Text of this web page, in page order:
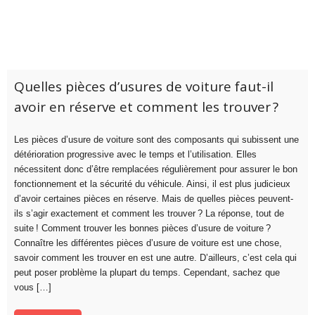
Quelles pièces d’usures de voiture faut-il
avoir en réserve et comment les trouver ?
Les pièces d’usure de voiture sont des composants qui subissent une
détérioration progressive avec le temps et l’utilisation. Elles
nécessitent donc d’être remplacées régulièrement pour assurer le bon
fonctionnement et la sécurité du véhicule. Ainsi, il est plus judicieux
d’avoir certaines pièces en réserve. Mais de quelles pièces peuvent-
ils s’agir exactement et comment les trouver ? La réponse, tout de
suite ! Comment trouver les bonnes pièces d’usure de voiture ?
Connaître les différentes pièces d’usure de voiture est une chose,
savoir comment les trouver en est une autre. D’ailleurs, c’est cela qui
peut poser problème la plupart du temps. Cependant, sachez que
vous […]